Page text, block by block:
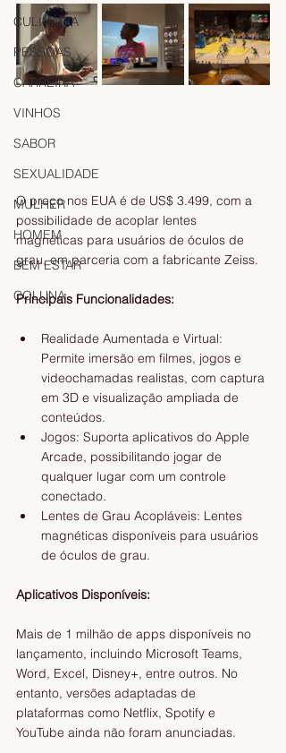
CULINÁRIA
PESSOAS
CARREIRA
VINHOS
SABOR
SEXUALIDADE
MULHER
HOMEM
BEM ESTAR
COLUNA
O preço nos EUA é de US$ 3.499, com a
possibilidade de acoplar lentes
magnéticas para usuários de óculos de
grau, em parceria com a fabricante Zeiss.
Principais Funcionalidades:
Realidade Aumentada e Virtual:
Permite imersão em filmes, jogos e
videochamadas realistas, com captura
em 3D e visualização ampliada de
conteúdos.
Jogos: Suporta aplicativos do Apple
Arcade, possibilitando jogar de
qualquer lugar com um controle
conectado.
Lentes de Grau Acopláveis: Lentes
magnéticas disponíveis para usuários
de óculos de grau.
Aplicativos Disponíveis:
Mais de 1 milhão de apps disponíveis no
lançamento, incluindo Microsoft Teams,
Word, Excel, Disney+, entre outros. No
entanto, versões adaptadas de
plataformas como Netflix, Spotify e
YouTube ainda não foram anunciadas.